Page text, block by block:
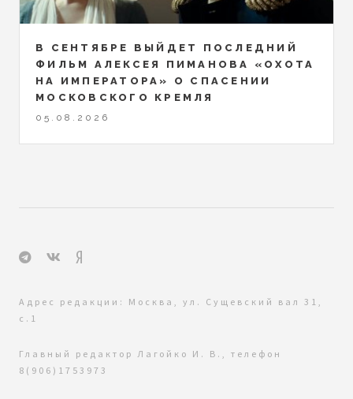
В СЕНТЯБРЕ ВЫЙДЕТ ПОСЛЕДНИЙ
ФИЛЬМ АЛЕКСЕЯ ПИМАНОВА «ОХОТА
НА ИМПЕРАТОРА» О СПАСЕНИИ
МОСКОВСКОГО КРЕМЛЯ
05.08.2026
Адрес редакции: Москва, ул. Сущевский вал 31,
с.1
Главный редактор Лагойко И. В., телефон
8(906)1753973